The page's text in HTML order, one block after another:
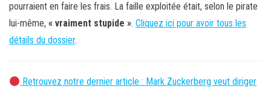
pourraient en faire les frais. La faille exploitée était, selon le pirate
lui-même, « vraiment stupide ». Cliquez ici pour avoir tous les
détails du dossier.
Retrouvez notre dernier article : Mark Zuckerberg veut diriger